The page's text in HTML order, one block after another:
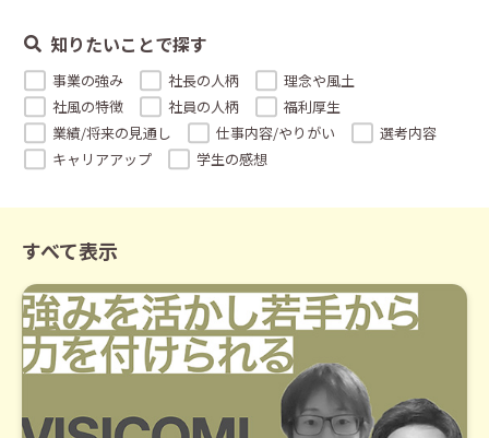
知りたいことで探す
事業の強み 社長の人柄
理念や風土
社風の特徴
社員の人柄
福利厚生
業績/将来の見通し
仕事内容/やりがい
選考内容
キャリアアップ
学生の感想
すべて表示